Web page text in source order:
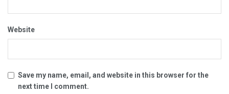
Website
Save my name, email, and website in this browser for the
next time I comment.